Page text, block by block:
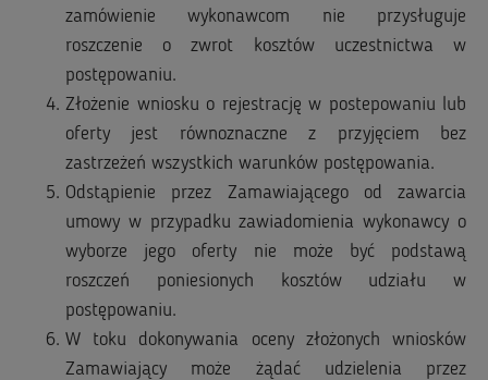
zamówienie wykonawcom nie przysługuje
roszczenie o zwrot kosztów uczestnictwa w
postępowaniu.
Złożenie wniosku o rejestrację w postepowaniu lub
oferty jest równoznaczne z przyjęciem bez
zastrzeżeń wszystkich warunków postępowania.
Odstąpienie przez Zamawiającego od zawarcia
umowy w przypadku zawiadomienia wykonawcy o
wyborze jego oferty nie może być podstawą
roszczeń poniesionych kosztów udziału w
postępowaniu.
W toku dokonywania oceny złożonych wniosków
Zamawiający może żądać udzielenia przez